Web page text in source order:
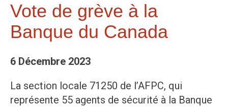
Vote de grève à la
Banque du Canada
6 Décembre 2023
La section locale 71250 de l’AFPC, qui
représente 55 agents de sécurité à la Banque